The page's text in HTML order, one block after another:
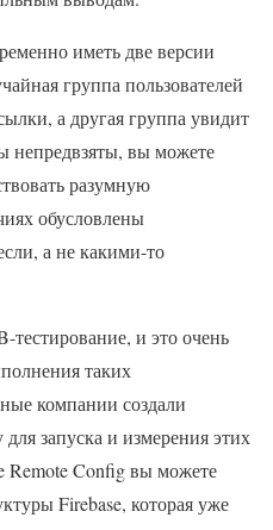
иметь две версии
группа пользователей
а другая группа увидит
непредвзяты, вы можете
разумную
обусловлены
а не какими-то
тестирование, и это очень
таких
компании создали
запуска и измерения этих
Remote Config вы можете
Firebase, которая уже